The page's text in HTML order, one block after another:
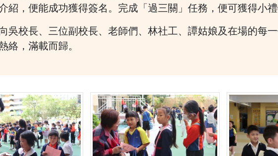
紹，便能成功獲得簽名。完成「過三關」任務，便可獲得小禮
吳校長、三位副校長、老師們、林社工、譚姑娘及在場的每
絡，滿載而歸。